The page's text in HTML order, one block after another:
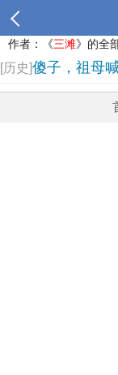
作者：《三滩》的全
[历史]傻子，祖母